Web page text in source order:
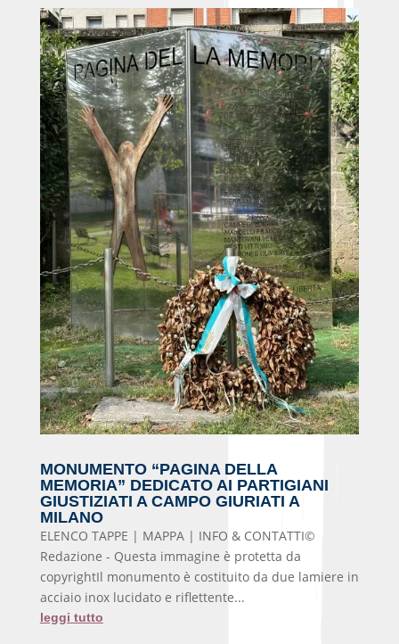
MONUMENTO “PAGINA DELLA
MEMORIA” DEDICATO AI PARTIGIANI
GIUSTIZIATI A CAMPO GIURIATI A
MILANO
ELENCO TAPPE | MAPPA | INFO & CONTATTI©
Redazione - Questa immagine è protetta da
copyrightIl monumento è costituito da due lamiere in
acciaio inox lucidato e riflettente...
leggi tutto